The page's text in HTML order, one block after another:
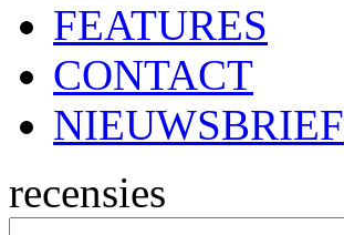
FEATURES
CONTACT
NIEUWSBRIEF
recensies